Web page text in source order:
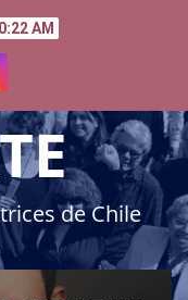
AM
de Chile